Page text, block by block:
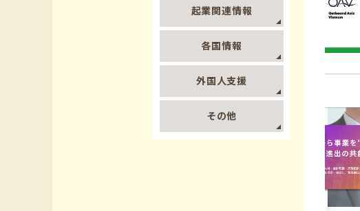
起業関連情報
各国情報
外国人支援
その他